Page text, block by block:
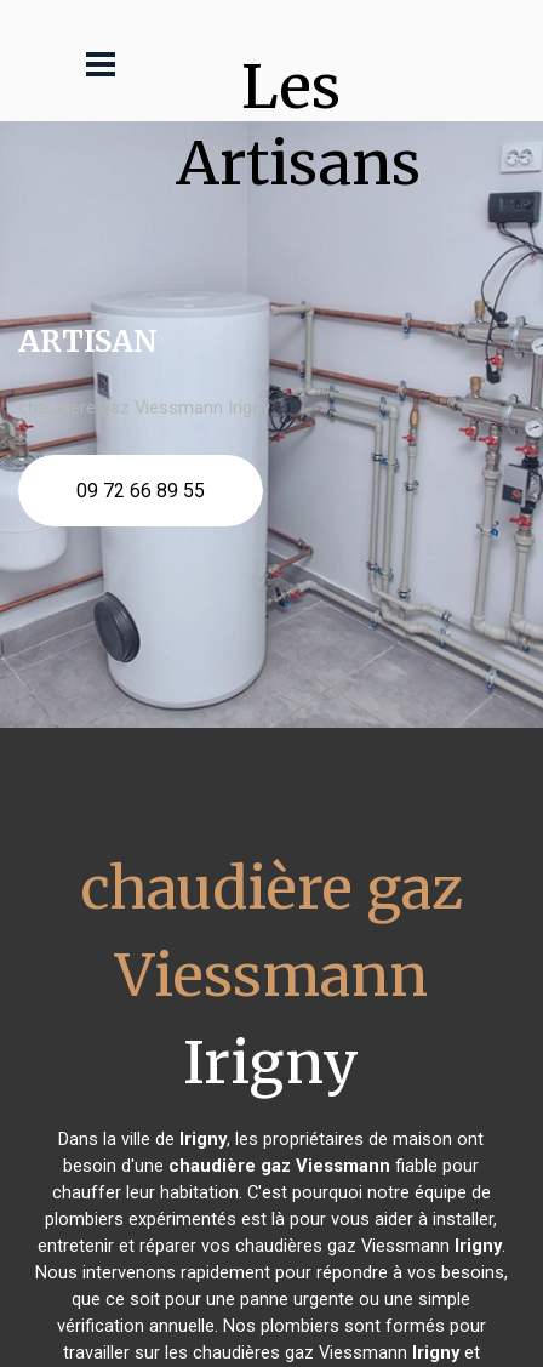
Les
Artisans
ARTISAN
chaudière gaz Viessmann Irigny
09 72 66 89 55
chaudière gaz
Viessmann
Irigny
Dans la ville de Irigny, les propriétaires de maison ont
besoin d'une chaudière gaz Viessmann fiable pour
chauffer leur habitation. C'est pourquoi notre équipe de
plombiers expérimentés est là pour vous aider à installer,
entretenir et réparer vos chaudières gaz Viessmann Irigny.
Nous intervenons rapidement pour répondre à vos besoins,
que ce soit pour une panne urgente ou une simple
vérification annuelle. Nos plombiers sont formés pour
travailler sur les chaudières gaz Viessmann Irignyet